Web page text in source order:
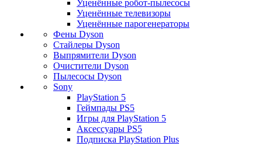
Уценённые робот-пылесосы
Уценённые телевизоры
Уценённые парогенераторы
Фены Dyson
Стайлеры Dyson
Выпрямители Dyson
Очистители Dyson
Пылесосы Dyson
Sony
PlayStation 5
Геймпады PS5
Игры для PlayStation 5
Аксессуары PS5
Подписка PlayStation Plus